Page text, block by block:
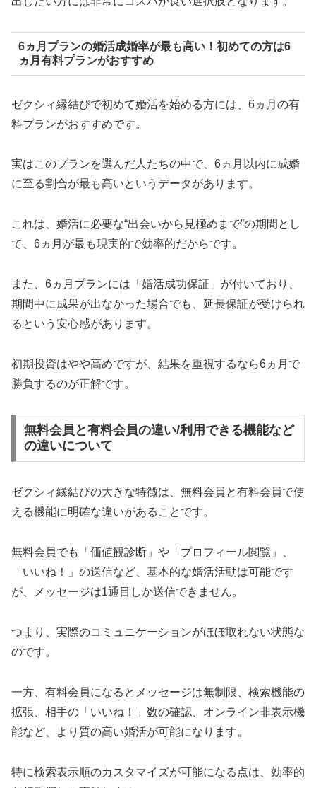
6ヵ月プランの婚活成婚率が最も高い！初めての方は6
ヵ月有料プランがおすすめ
ゼクシィ縁結びで初めて婚活を始める方には、6ヵ月の有
料プランがおすすめです。
実はこのプランを選んだ人たちの中で、6ヵ月以内に成婚
に至る割合が最も高いというデータがあります。
これは、婚活に必要な“出会いから見極めまで”の期間とし
て、6ヵ月が最も現実的で効率的だからです。
また、6ヵ月プランには「婚活成功保証」が付いており、
期間中に成果が出なかった場合でも、延長保証が受けられ
るという安心感があります。
初期投資はやや高めですが、結果を重視するなら6ヵ月で
勝負するのが正解です。
無料会員と有料会員の違い/利用できる機能など
の違いについて
ゼクシィ縁結びの大きな特徴は、無料会員と有料会員で使
える機能に明確な違いがあることです。
無料会員でも「価値観診断」や「プロフィール閲覧」、
「いいね！」の送信など、基本的な婚活活動は可能です
が、メッセージは1通目しか送信できません。
つまり、実際のコミュニケーションがほぼ取れない状態な
のです。
一方、有料会員になるとメッセージは無制限、検索機能の
拡張、相手の「いいね！」数の確認、オンライン非表示機
能など、より質の高い婚活が可能になります。
特に検索表示順のカスタマイズが可能になる点は、効率的